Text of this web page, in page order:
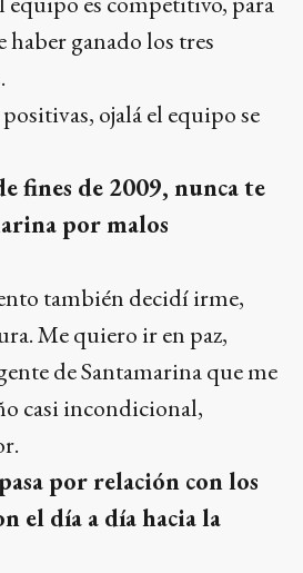
ganado los tres
ojalá el equipo se
fines de 2009, nunca te
por malos
también decidí irme,
Me quiero ir en paz,
de Santamarina que me
casi incondicional,
por relación con los
el día a día hacia la